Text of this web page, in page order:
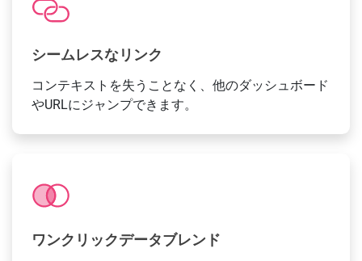
シームレスなリンク
コンテキストを失うことなく、他のダッシュボード
やURLにジャンプできます。
ワンクリックデータブレンド